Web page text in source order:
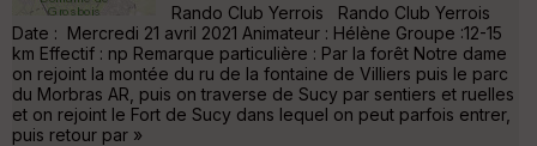
Rando Club Yerrois Rando Club Yerrois
Date : Mercredi 21 avril 2021 Animateur : Hélène Groupe :12-15
km Effectif : np Remarque particulière : Par la forêt Notre dame
on rejoint la montée du ru de la fontaine de Villiers puis le parc
du Morbras AR, puis on traverse de Sucy par sentiers et ruelles
et on rejoint le Fort de Sucy dans lequel on peut parfois entrer,
puis retour par »